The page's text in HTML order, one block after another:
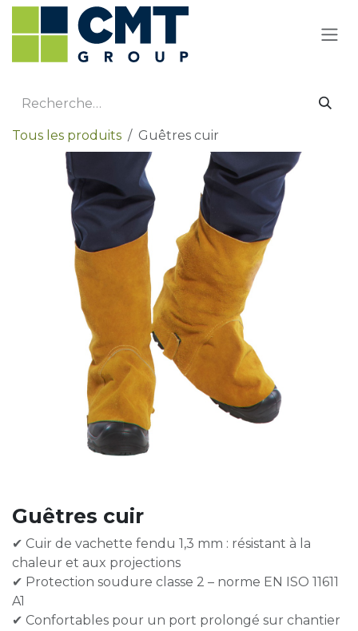
Se rendre au contenu
Tous les produits Guêtres cuir
Guêtres cuir
✔ Cuir de vachette fendu 1,3 mm : résistant à la
chaleur et aux projections
✔ Protection soudure classe 2 – norme EN ISO 11611
A1
✔ Confortables pour un port prolongé sur chantier